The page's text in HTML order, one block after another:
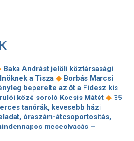
Baka Andrást jelöli köztársasági
a Tisza ◆ Borbás Marcsi
beperelte az őt a Fidesz kis
közé soroló Kocsis Mátét ◆ 35
tanórák, kevesebb házi
óraszám-átcsoportosítás,
meseolvasás –